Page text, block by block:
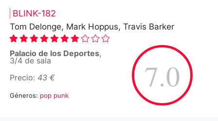
BLINK-182
Tom Delonge, Mark Hoppus, Travis Barker
7.0
Palacio de los Deportes,
3/4 de sala
Precio: 43 €
Géneros: pop punk